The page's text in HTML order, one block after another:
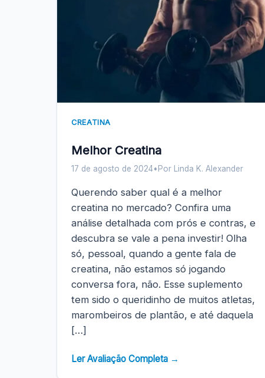
CREATINA
Melhor Creatina
17 de agosto de 2024• Por Linda K. Alexander
Querendo saber qual é a melhor
creatina no mercado? Confira uma
análise detalhada com prós e contras, e
descubra se vale a pena investir! Olha
só, pessoal, quando a gente fala de
creatina, não estamos só jogando
conversa fora, não. Esse suplemento
tem sido o queridinho de muitos atletas,
marombeiros de plantão, e até daquela
[…]
Ler Avaliação Completa →